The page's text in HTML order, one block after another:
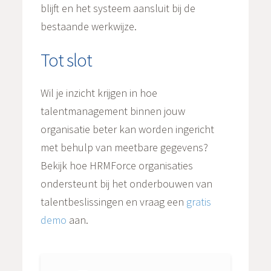
blijft en het systeem aansluit bij de
bestaande werkwijze.
Tot slot
Wil je inzicht krijgen in hoe
talentmanagement binnen jouw
organisatie beter kan worden ingericht
met behulp van meetbare gegevens?
Bekijk hoe HRMForce organisaties
ondersteunt bij het onderbouwen van
talentbeslissingen en vraag een gratis
demo aan.